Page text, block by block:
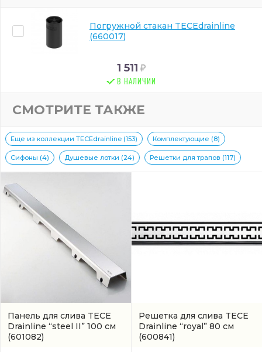
Погружной стакан TECEdrainline
(660017)
1 511
В НАЛИЧИИ
СМОТРИТЕ ТАКЖЕ
Еще из коллекции TECEdrainline (153) Комплектующие (8)
Сифоны (4) Душевые лотки (24) Решетки для трапов (117)
Панель для слива TECE
Drainline “steel II” 100 см
(601082)
Решетка для слива TECE
Drainline “royal” 80 см
(600841)